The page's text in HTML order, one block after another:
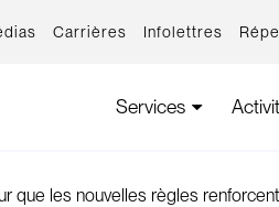
Carrières Infolettres
Services
que les nouvelles règles